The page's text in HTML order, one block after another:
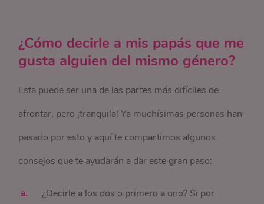
¿Cómo decirle a mis papás que me
gusta alguien del mismo género?
Esta puede ser una de las partes más difíciles de
afrontar, pero ¡tranquila! Ya muchísimas personas han
pasado por esto y aquí te compartimos algunos
consejos que te ayudarán a dar este gran paso:
¿Decirle a los dos o primero a uno? Si por